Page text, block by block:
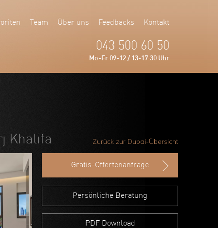
Team Über uns Feedbacks Kontakt
043 500 60 50
Mo-Fr 09-12 / 13-17:30 Uhr
Zurück zur Dubai-Übersicht
Khalifa
Gratis-Offertenanfrage
Persönliche Beratung
PDF Download